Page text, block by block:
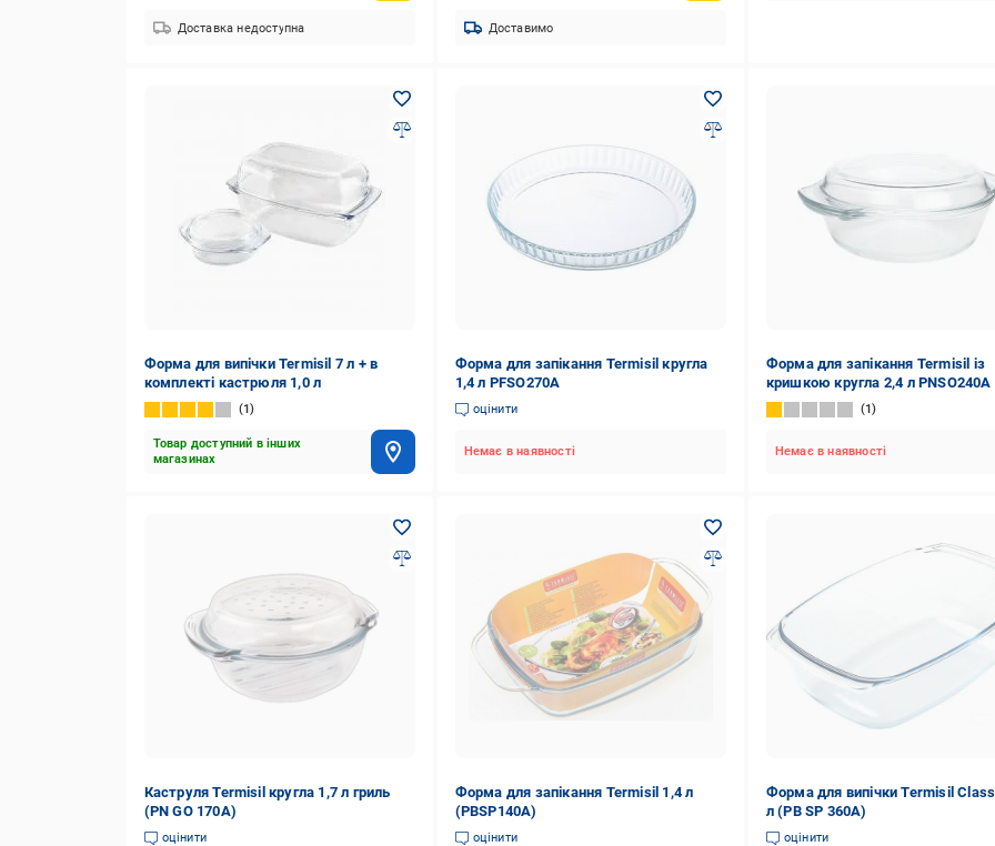
Доставка недоступна Доставимо
Форма для випічки Termisil 7 л + в
комплекті кастрюля 1,0 л
1
Товар доступний в інших
магазинах
Форма для запікання Termisil кругла
1,4 л PFSO270A
оцінити
Немає в наявності
Форма для запікання Termisil із
кришкою кругла 2,4 л PNSO240A
1
Немає в наявності
Каструля Termisil кругла 1,7 л гриль
(PN GO 170A)
оцінити
Форма для запікання Termisil 1,4 л
(PBSP140A)
оцінити
Форма для випічки Termisil
л (PB SP 360A)
оцінити